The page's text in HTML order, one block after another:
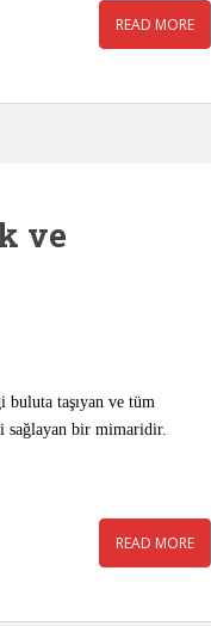
READ MORE
ve
taşıyan ve tüm
sağlayan bir mimaridir.
READ MORE